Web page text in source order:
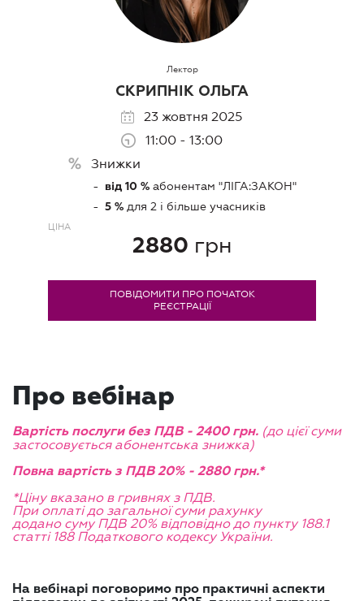
Лектор
СКРИПНІК ОЛЬГА
23 жовтня 2025
11:00 - 13:00
Знижки
від 10 %абонентам "ЛIГА:ЗАКОН"
5 %для 2 і більше учасників
ЦIНА
2880 грн
ПОВІДОМИТИ ПРО ПОЧАТОК
РЕЄСТРАЦІЇ
Про вебінар
Вартість послуги без ПДВ - 2400 грн. (до цієї суми
застосовується абонентська знижка)
Повна вартість з ПДВ 20% - 2880 грн.*
*Ціну вказано в гривнях з ПДВ.
При оплаті до загальної суми рахунку
додано суму ПДВ 20% відповідно до пункту 188.1
статті 188 Податкового кодексу України.
На вебінарі поговоримо про практичні аспекти